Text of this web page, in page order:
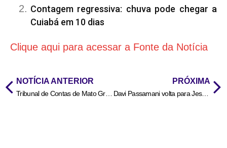
Contagem regressiva: chuva pode chegar a
Cuiabá em 10 dias
Clique aqui para acessar a Fonte da Notícia
NOTÍCIA ANTERIOR
Tribunal de Contas de Mato Grosso suspende pregão eletrônico de R$ 53,4 milhões da Prefeitura de Cuiabá
PRÓXIMA
Davi Passamani volta para Jesus em culto em Alphaville